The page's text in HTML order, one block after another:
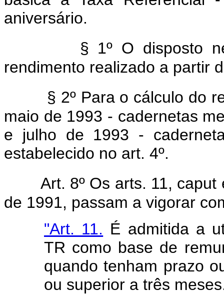
aniversário.
§ 1º O disposto
rendimento realizado a partir
§ 2º Para o cálculo do
maio de 1993 - cadernetas
e julho de 1993 -
estabelecido no art. 4º.
Art. 8º Os arts. 11,
de 1991, passam a vigorar
"Art. 11. É admitida a
TR como base de
quando tenham prazo
ou superior a três